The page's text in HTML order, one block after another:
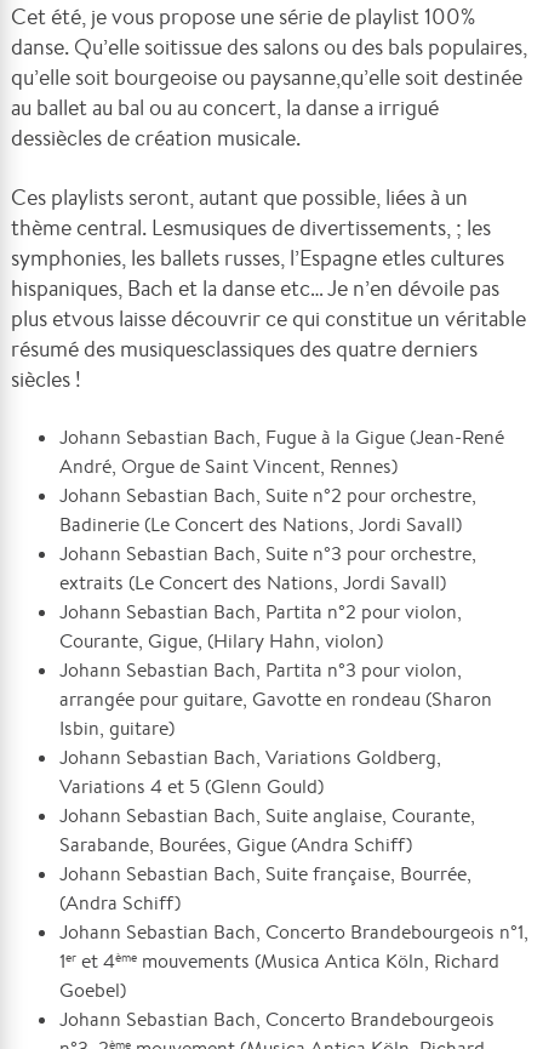
Cet été, je vous propose une série de playlist 100%
danse. Qu’elle soitissue des salons ou des bals populaires,
qu’elle soit bourgeoise ou paysanne,qu’elle soit destinée
au ballet au bal ou au concert, la danse a irrigué
dessiècles de création musicale.
Ces playlists seront, autant que possible, liées à un
thème central. Lesmusiques de divertissements, ; les
symphonies, les ballets russes, l’Espagne etles cultures
hispaniques, Bach et la danse etc… Je n’en dévoile pas
plus etvous laisse découvrir ce qui constitue un véritable
résumé des musiquesclassiques des quatre derniers
siècles !
Johann Sebastian Bach, Fugue à la Gigue (Jean-René
André, Orgue de Saint Vincent, Rennes)
Johann Sebastian Bach, Suite n°2 pour orchestre,
Badinerie (Le Concert des Nations, Jordi Savall)
Johann Sebastian Bach, Suite n°3 pour orchestre,
extraits (Le Concert des Nations, Jordi Savall)
Johann Sebastian Bach, Partita n°2 pour violon,
Courante, Gigue, (Hilary Hahn, violon)
Johann Sebastian Bach, Partita n°3 pour violon,
arrangée pour guitare, Gavotte en rondeau (Sharon
Isbin, guitare)
Johann Sebastian Bach, Variations Goldberg,
Variations 4 et 5 (Glenn Gould)
Johann Sebastian Bach, Suite anglaise, Courante,
Sarabande, Bourées, Gigue (Andra Schiff)
Johann Sebastian Bach, Suite française, Bourrée,
(Andra Schiff)
Johann Sebastian Bach, Concerto Brandebourgeois n°1,
1er et 4ème mouvements (Musica Antica Köln, Richard
Goebel)
Johann Sebastian Bach, Concerto Brandebourgeois
ème